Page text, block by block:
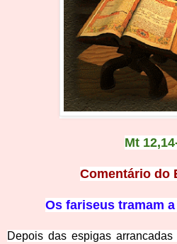
Mt
Comentário do
Os fariseus tramam
Depois das espigas